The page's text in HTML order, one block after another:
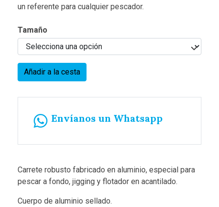
un referente para cualquier pescador.
Tamaño
Añadir a la cesta
Envíanos un Whatsapp
Carrete robusto fabricado en aluminio, especial para
pescar a fondo, jigging y flotador en acantilado.
Cuerpo de aluminio sellado.